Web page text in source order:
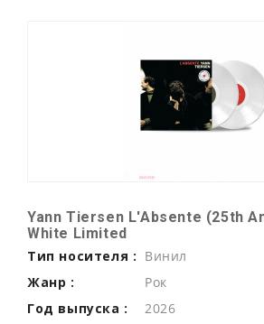
Yann Tiersen L'Absente (25th
White Limited
Тип носителя : Винил
Жанр :
Рок
Год выпуска :
2026